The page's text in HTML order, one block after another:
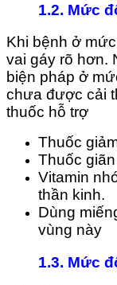
1.2. Mức
Khi bệnh ở
vai gáy rõ hơn.
biện pháp ở
chưa được cải
thuốc hỗ trợ
Thuốc
Thuốc
Vitamin
thần kinh.
Dùng
vùng này
1.3. Mức